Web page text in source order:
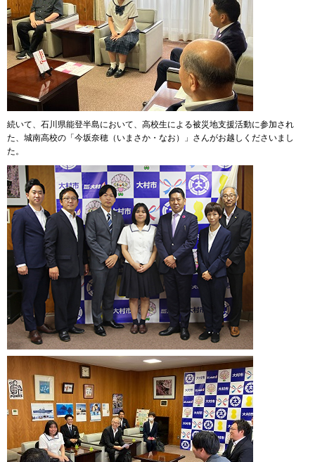
続いて、石川県能登半島において、高校生による被災地支援活動に参加され
た、城南高校の「今坂奈穂（いまさか・なお）」さんがお越しくださいまし
た。